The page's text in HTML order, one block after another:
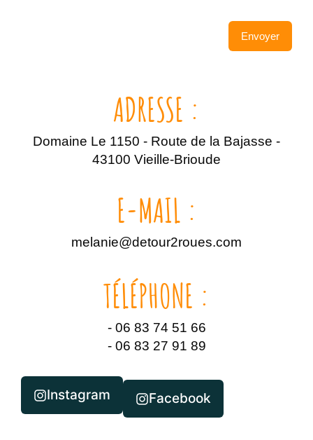
Envoyer
ADRESSE :
Domaine Le 1150 - Route de la Bajasse -
43100 Vieille-Brioude
E-MAIL :
melanie@detour2roues.com
TÉLÉPHONE :
- 06 83 74 51 66
- 06 83 27 91 89
Instagram Facebook